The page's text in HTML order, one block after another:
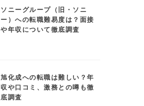
ソニーグループ（旧・ソニ
ー）への転職難易度は？面接
や年収について徹底調査
旭化成への転職は難しい？年
収や口コミ、激務との噂も徹
底調査